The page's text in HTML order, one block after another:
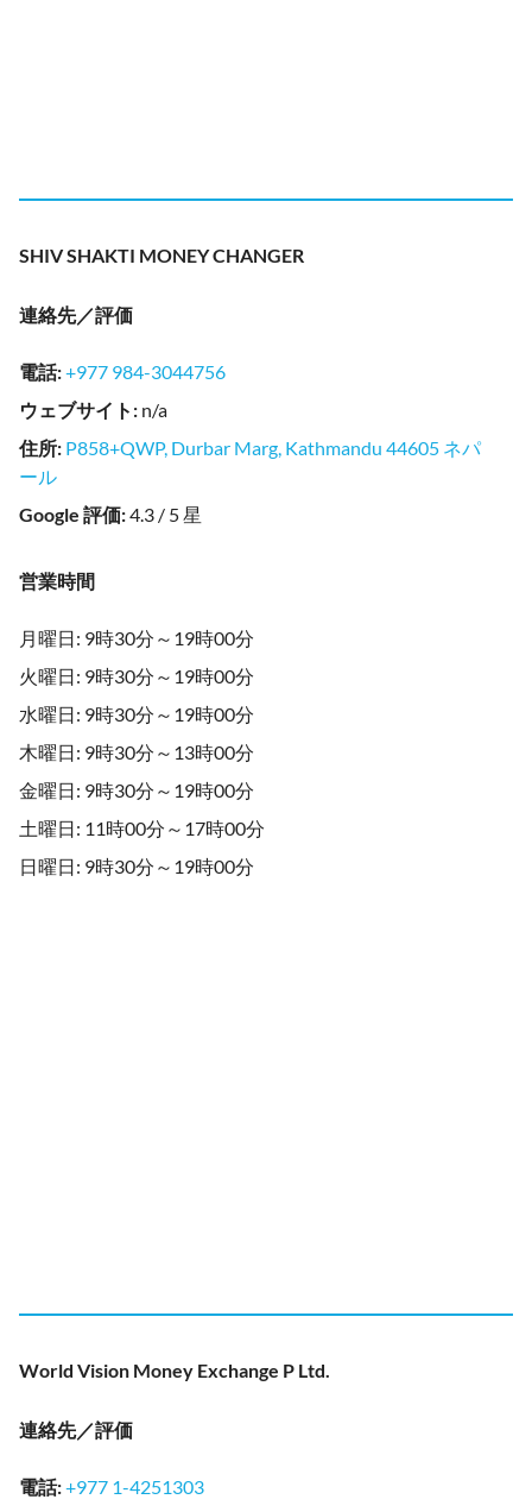
SHIV SHAKTI MONEY CHANGER
連絡先／評価
電話:+977 984-3044756
ウェブサイト : n/a
住所: P858+QWP, Durbar Marg, Kathmandu 44605 ネパ
ール
Google 評価:4.3 / 5 星
営業時間
月曜日: 9時30分～19時00分
火曜日: 9時30分～19時00分
水曜日: 9時30分～19時00分
木曜日: 9時30分～13時00分
金曜日: 9時30分～19時00分
土曜日: 11時00分～17時00分
日曜日: 9時30分～19時00分
World Vision Money Exchange P Ltd.
連絡先／評価
電話:+977 1-4251303